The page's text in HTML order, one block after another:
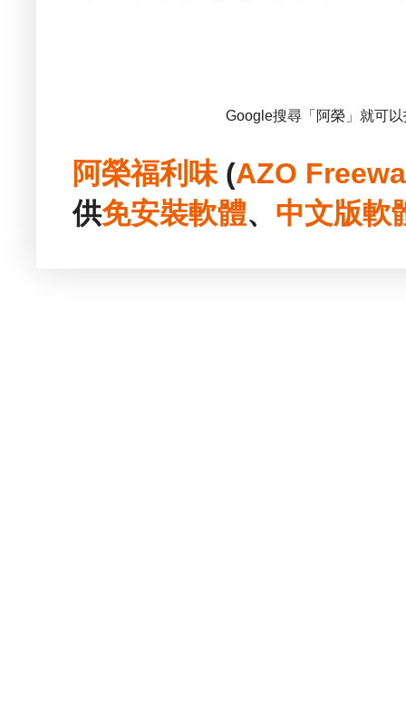
Google搜尋「阿榮」就可
阿榮福利味(AZO
供免安裝軟體、 中文版軟